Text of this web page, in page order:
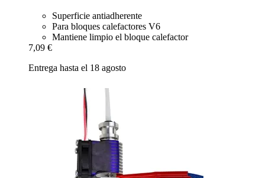
Superficie antiadherente
Para bloques calefactores V6
Mantiene limpio el bloque calefactor
7,09 €
Entrega hasta el 18 agosto